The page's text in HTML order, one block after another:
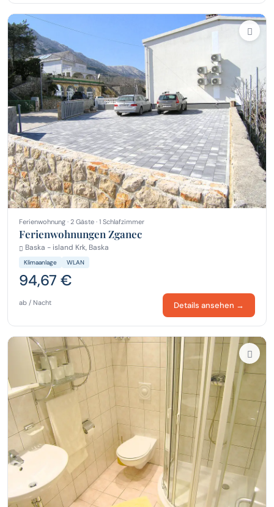
Ferienwohnung · 2 Gäste · 1 Schlafzimmer
Ferienwohnungen Zganec
Baska - island Krk, Baska
Klimaanlage WLAN
94,67 €
ab / Nacht Details ansehen →